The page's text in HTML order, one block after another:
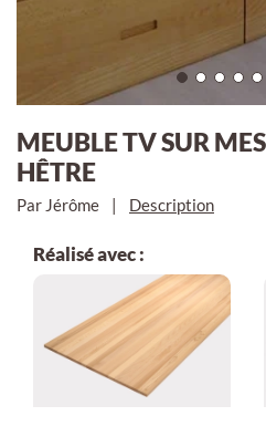
MEUBLE TV SUR
HÊTRE
Par Jérôme Description
Réalisé avec :